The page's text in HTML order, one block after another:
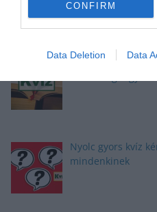
CONFIRM
Data Deletion Data
Kvíz kérdések:
Nyolc gyors kvíz
mindenkinek